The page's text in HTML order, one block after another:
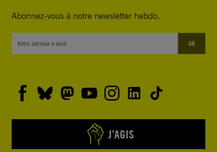
Abonnez-vous à notre newsletter hebdo.
OK
J’AGIS